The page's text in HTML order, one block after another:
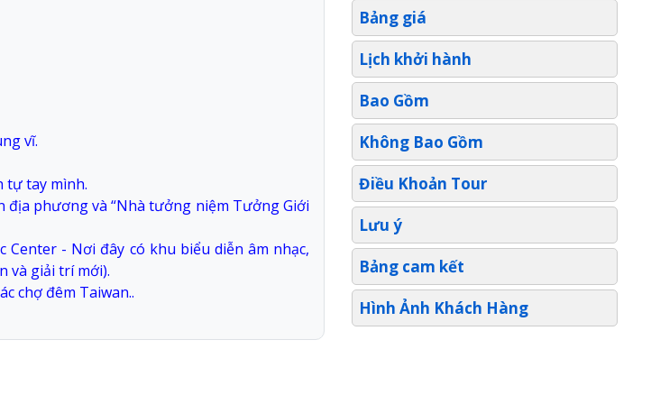
vĩ.
tự tay mình.
địa phương và “Nhà tưởng niệm Tưởng Giới
- Nơi đây có khu biểu diễn âm nhạc,
và giải trí mới).
chợ đêm Taiwan..
Bảng giá
Lịch khởi hành
Bao Gồm
Không Bao Gồm
Điều Khoản Tour
Lưu ý
Bảng cam kết
Hình Ảnh Khách Hàng